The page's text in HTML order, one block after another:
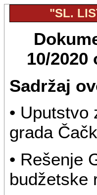
"SL.
10/
Sadržaj
•
grada
• Rešenje
budžetske